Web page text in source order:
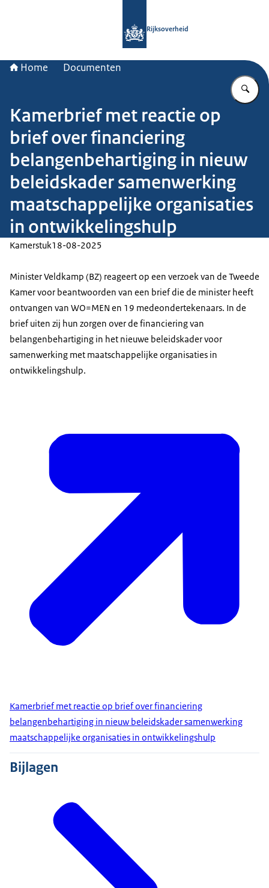
Rijksoverheid
Home Documenten
Kamerbrief met reactie op
brief over financiering
belangenbehartiging in nieuw
beleidskader samenwerking
maatschappelijke organisaties
in ontwikkelingshulp
Kamerstuk18-08-2025
Minister Veldkamp (BZ) reageert op een verzoek van de Tweede
Kamer voor beantwoorden van een brief die de minister heeft
ontvangen van WO=MEN en 19 medeondertekenaars. In de
brief uiten zij hun zorgen over de financiering van
belangenbehartiging in het nieuwe beleidskader voor
samenwerking met maatschappelijke organisaties in
ontwikkelingshulp.
Kamerbrief met reactie op brief over financiering
belangenbehartiging in nieuw beleidskader samenwerking
maatschappelijke organisaties in ontwikkelingshulp
Bijlagen